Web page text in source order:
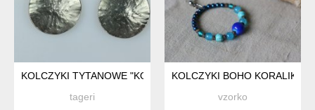
KOLCZYKI TYTANOWE "KOŁA"
tageri
KOLCZYKI BOHO
vzorko